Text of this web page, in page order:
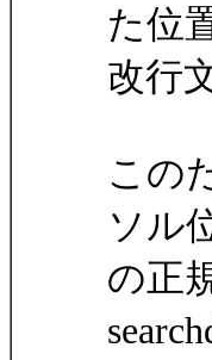
た位
改行
この
ソル
の正